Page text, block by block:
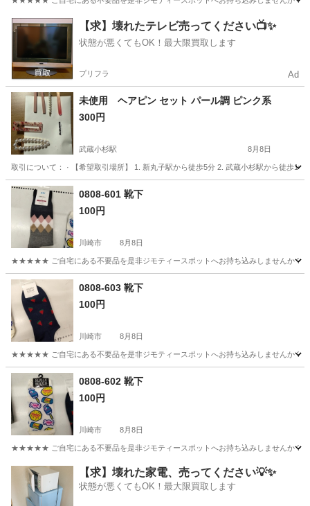
神奈川 川崎市 小物 現地
【求】壊れたテレビ売ってください📺✨
状態が悪くてもOK！最大限買取します
プリフラ Ad
未使用 ヘアピン セット パール調 ピンク系
300円
武蔵小杉駅 8月8日
取引について： · 【希望取引場所】 1. 新丸子駅から徒歩5分 2. 武蔵小杉駅から徒歩
神奈川 川崎市 武蔵小杉駅
0808-601 靴下
100円
川崎市 8月8日
★★★★★ ご自宅にある不要品を是非ジモティースポットへお持ち込みしませんか？
神奈川 川崎市 現地
0808-603 靴下
100円
川崎市 8月8日
★★★★★ ご自宅にある不要品を是非ジモティースポットへお持ち込みしませんか？
神奈川 川崎市 現地
0808-602 靴下
100円
川崎市 8月8日
★★★★★ ご自宅にある不要品を是非ジモティースポットへお持ち込みしませんか？
神奈川 小物 現地
【求】壊れた家電、売ってください💡✨
状態が悪くてもOK！最大限買取します